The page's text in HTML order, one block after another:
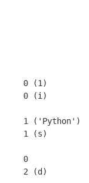
0 (1)
0 (i)
1 ('Python')
1 (s)
0
2 (d)